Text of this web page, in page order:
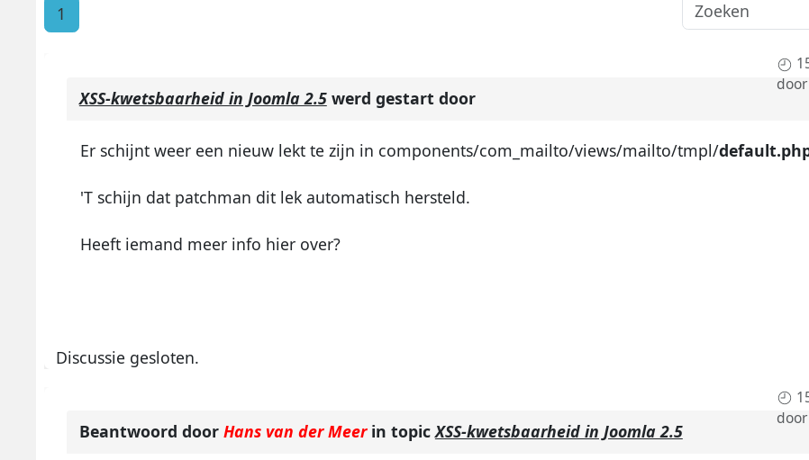
1
door
XSS-kwetsbaarheid in Joomla 2.5werd gestart door
Er schijnt weer een nieuw lekt te zijn in components/com_mailto/views/mailto/tmpl/
'T schijn dat patchman dit lek automatisch hersteld.
Heeft iemand meer info hier over?
Discussie gesloten.
door
Beantwoord door Hans van der Meerin topicXSS-kwetsbaarheid in Joomla 2.5